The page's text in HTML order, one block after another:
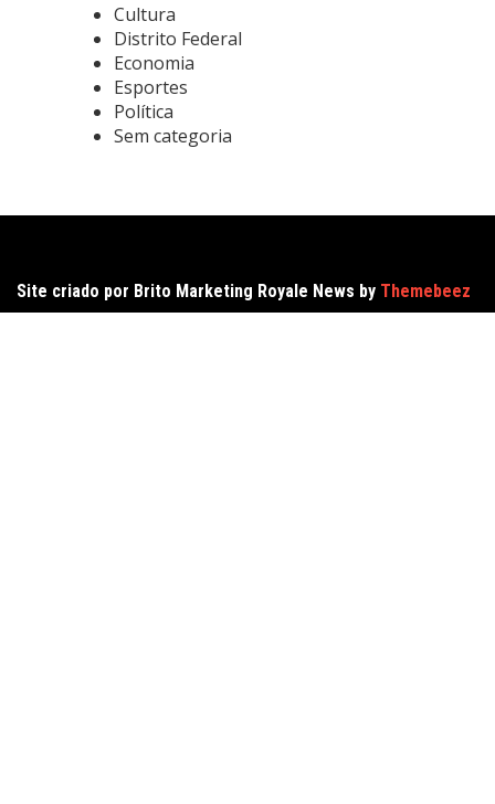
Cultura
Distrito Federal
Economia
Esportes
Política
Sem categoria
Site criado por Brito Marketing Royale News by Themebeez